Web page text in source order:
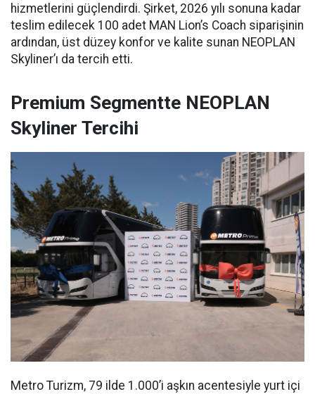
hizmetlerini güçlendirdi. Şirket, 2026 yılı sonuna kadar
teslim edilecek 100 adet MAN Lion’s Coach siparişinin
ardından, üst düzey konfor ve kalite sunan NEOPLAN
Skyliner’ı da tercih etti.
Premium Segmentte NEOPLAN
Skyliner Tercihi
Metro Turizm, 79 ilde 1.000’i aşkın acentesiyle yurt içi